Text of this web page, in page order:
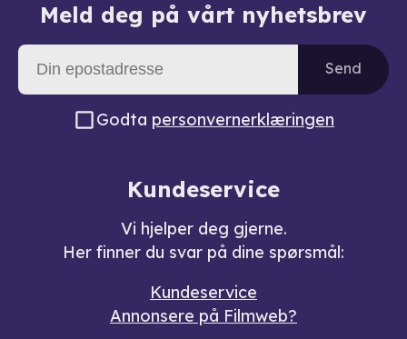
Meld deg på vårt nyhetsbrev
Send
Godta personvernerklæringen
Kundeservice
Vi hjelper deg gjerne.
Her finner du svar på dine spørsmål:
Kundeservice
Annonsere på Filmweb?